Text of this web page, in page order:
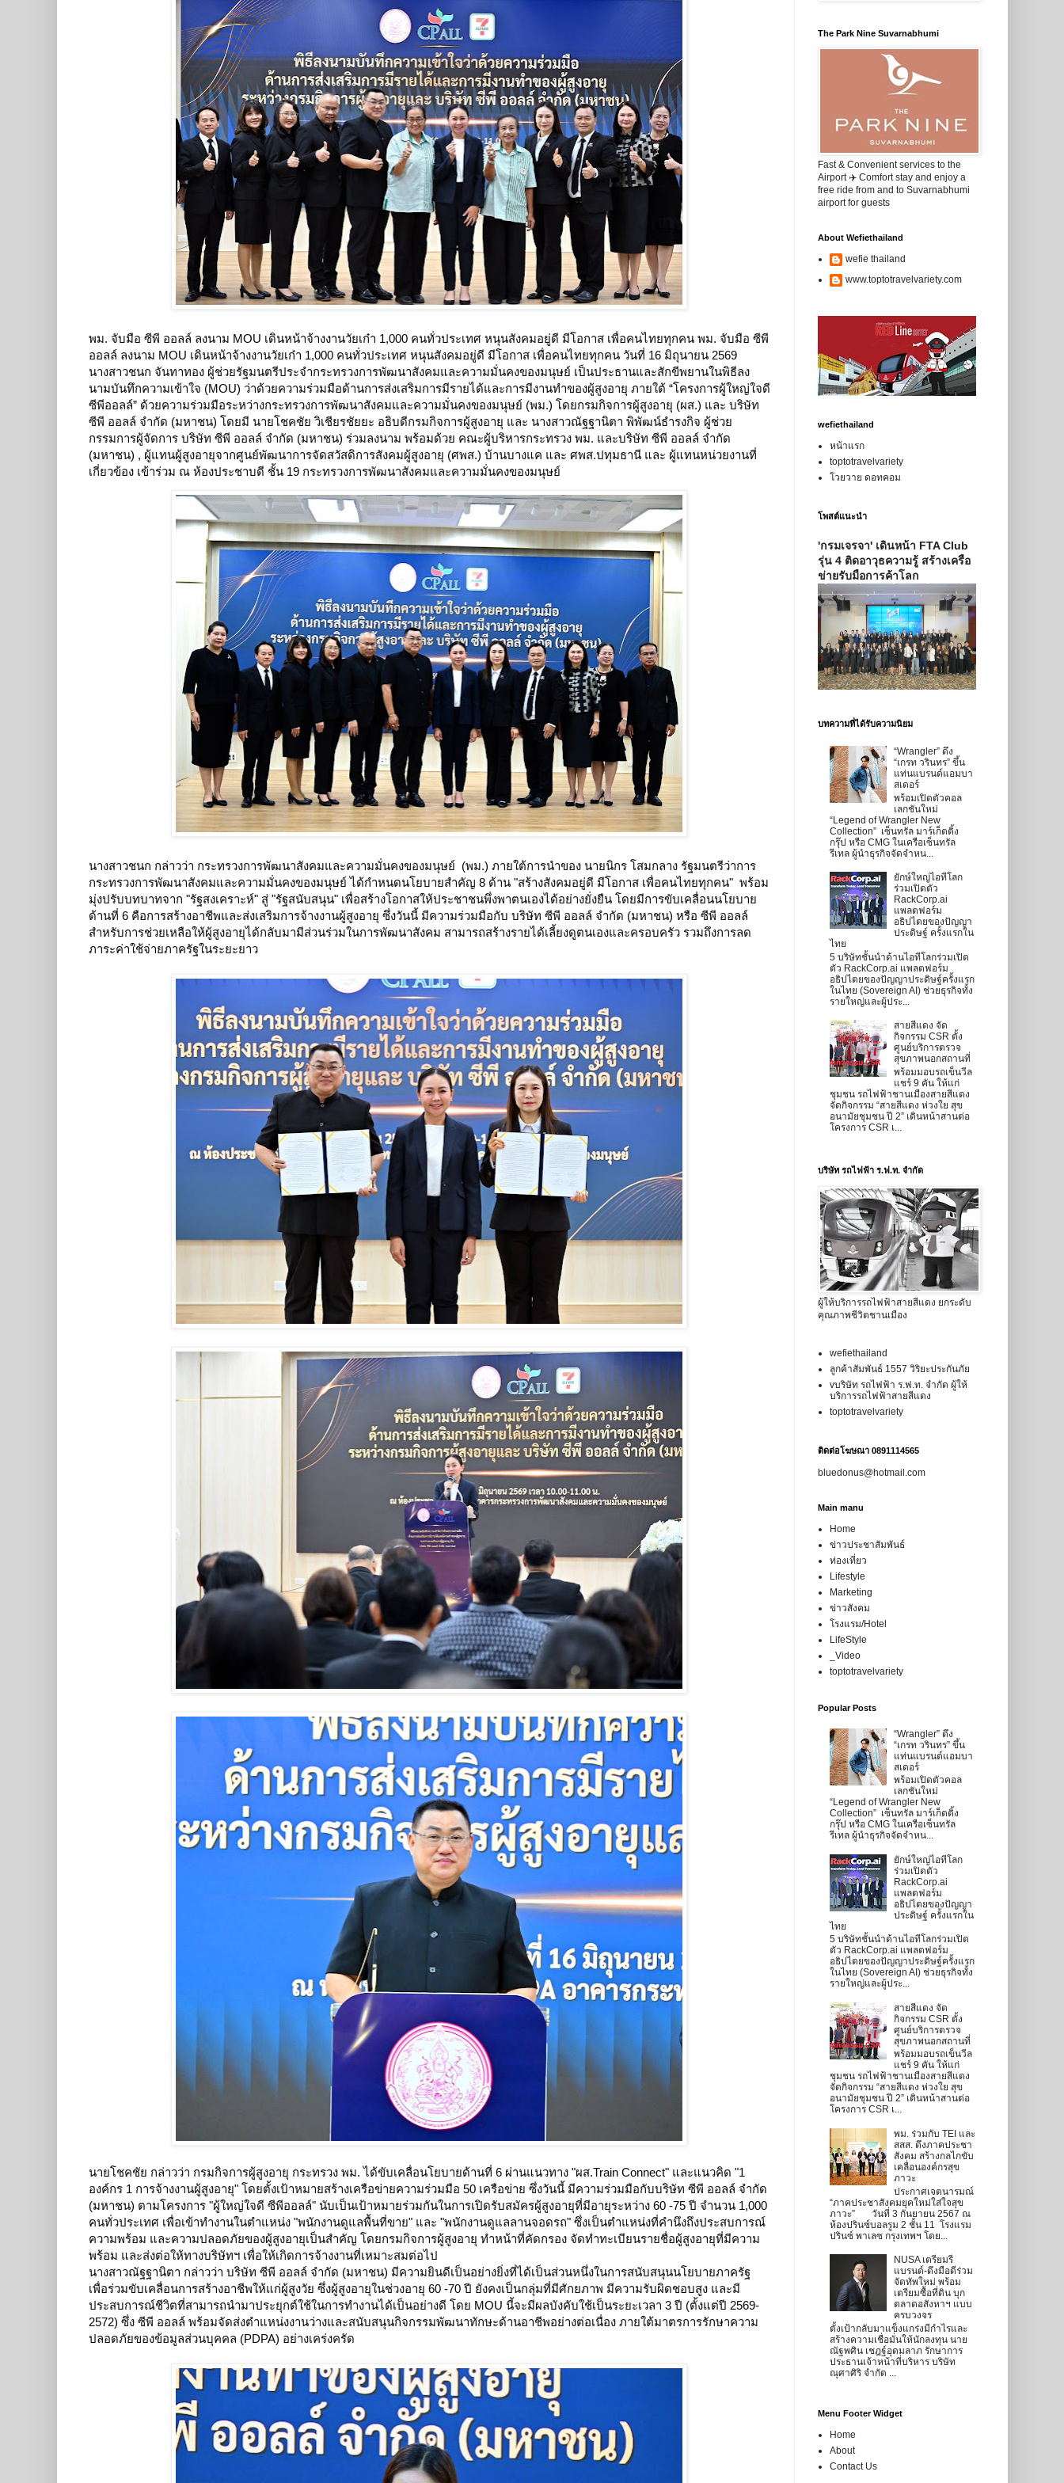
พม. จับมือ ซีพี ออลล์ ลงนาม MOU เดินหน้าจ้างงานวัยเก๋า 1,000 คนทั่วประเทศ หนุนสังคมอยู่ดี มีโอกาส เพื่อคนไทยทุกคน พม. จับมือ ซีพี
ออลล์ ลงนาม MOU เดินหน้าจ้างงานวัยเก๋า 1,000 คนทั่วประเทศ หนุนสังคมอยู่ดี มีโอกาส เพื่อคนไทยทุกคน วันที่ 16 มิถุนายน 2569
นางสาวชนก จันทาทอง ผู้ช่วยรัฐมนตรีประจำกระทรวงการพัฒนาสังคมและความมั่นคงของมนุษย์ เป็นประธานและสักขีพยานในพิธีลง
นามบันทึกความเข้าใจ (MOU) ว่าด้วยความร่วมมือด้านการส่งเสริมการมีรายได้และการมีงานทำของผู้สูงอายุ ภายใต้ “โครงการผู้ใหญ่ใจดี
ซีพีออลล์” ด้วยความร่วมมือระหว่างกระทรวงการพัฒนาสังคมและความมั่นคงของมนุษย์ (พม.) โดยกรมกิจการผู้สูงอายุ (ผส.) และ บริษัท
ซีพี ออลล์ จำกัด (มหาชน) โดยมี นายโชคชัย วิเชียรชัยยะ อธิบดีกรมกิจการผู้สูงอายุ และ นางสาวณัฐฐานิตา พิพัฒน์ธำรงกิจ ผู้ช่วย
กรรมการผู้จัดการ บริษัท ซีพี ออลล์ จำกัด (มหาชน) ร่วมลงนาม พร้อมด้วย คณะผู้บริหารกระทรวง พม. และบริษัท ซีพี ออลล์ จำกัด
(มหาชน) , ผู้แทนผู้สูงอายุจากศูนย์พัฒนาการจัดสวัสดิการสังคมผู้สูงอายุ (ศพส.) บ้านบางแค และ ศพส.ปทุมธานี และ ผู้แทนหน่วยงานที่
เกี่ยวข้อง เข้าร่วม ณ ห้องประชาบดี ชั้น 19 กระทรวงการพัฒนาสังคมและความมั่นคงของมนุษย์
นางสาวชนก กล่าวว่า กระทรวงการพัฒนาสังคมและความมั่นคงของมนุษย์  (พม.) ภายใต้การนำของ นายนิกร โสมกลาง รัฐมนตรีว่าการ
กระทรวงการพัฒนาสังคมและความมั่นคงของมนุษย์ ได้กำหนดนโยบายสำคัญ 8 ด้าน "สร้างสังคมอยู่ดี มีโอกาส เพื่อคนไทยทุกคน"  พร้อม
มุ่งปรับบทบาทจาก "รัฐสงเคราะห์" สู่ "รัฐสนับสนุน" เพื่อสร้างโอกาสให้ประชาชนพึ่งพาตนเองได้อย่างยั่งยืน โดยมีการขับเคลื่อนนโยบาย
ด้านที่ 6 คือการสร้างอาชีพและส่งเสริมการจ้างงานผู้สูงอายุ ซึ่งวันนี้ มีความร่วมมือกับ บริษัท ซีพี ออลล์ จำกัด (มหาชน) หรือ ซีพี ออลล์
สำหรับการช่วยเหลือให้ผู้สูงอายุได้กลับมามีส่วนร่วมในการพัฒนาสังคม สามารถสร้างรายได้เลี้ยงดูตนเองและครอบครัว รวมถึงการลด
ภาระค่าใช้จ่ายภาครัฐในระยะยาว
นายโชคชัย กล่าวว่า กรมกิจการผู้สูงอายุ กระทรวง พม. ได้ขับเคลื่อนโยบายด้านที่ 6 ผ่านแนวทาง "ผส.Train Connect" และแนวคิด "1
องค์กร 1 การจ้างงานผู้สูงอายุ" โดยตั้งเป้าหมายสร้างเครือข่ายความร่วมมือ 50 เครือข่าย ซึ่งวันนี้ มีความร่วมมือกับบริษัท ซีพี ออลล์ จำกัด
(มหาชน) ตามโครงการ "ผู้ใหญ่ใจดี ซีพีออลล์" นับเป็นเป้าหมายร่วมกันในการเปิดรับสมัครผู้สูงอายุที่มีอายุระหว่าง 60 -75 ปี จำนวน 1,000
คนทั่วประเทศ เพื่อเข้าทำงานในตำแหน่ง "พนักงานดูแลพื้นที่ขาย" และ "พนักงานดูแลลานจอดรถ" ซึ่งเป็นตำแหน่งที่คำนึงถึงประสบการณ์
ความพร้อม และความปลอดภัยของผู้สูงอายุเป็นสำคัญ โดยกรมกิจการผู้สูงอายุ ทำหน้าที่คัดกรอง จัดทำทะเบียนรายชื่อผู้สูงอายุที่มีความ
พร้อม และส่งต่อให้ทางบริษัทฯ เพื่อให้เกิดการจ้างงานที่เหมาะสมต่อไป
นางสาวณัฐฐานิตา กล่าวว่า บริษัท ซีพี ออลล์ จำกัด (มหาชน) มีความยินดีเป็นอย่างยิ่งที่ได้เป็นส่วนหนึ่งในการสนับสนุนนโยบายภาครัฐ
เพื่อร่วมขับเคลื่อนการสร้างอาชีพให้แก่ผู้สูงวัย ซึ่งผู้สูงอายุในช่วงอายุ 60 -70 ปี ยังคงเป็นกลุ่มที่มีศักยภาพ มีความรับผิดชอบสูง และมี
ประสบการณ์ชีวิตที่สามารถนำมาประยุกต์ใช้ในการทำงานได้เป็นอย่างดี โดย MOU นี้จะมีผลบังคับใช้เป็นระยะเวลา 3 ปี (ตั้งแต่ปี 2569-
2572) ซึ่ง ซีพี ออลล์ พร้อมจัดส่งตำแหน่งงานว่างและสนับสนุนกิจกรรมพัฒนาทักษะด้านอาชีพอย่างต่อเนื่อง ภายใต้มาตรการรักษาความ
ปลอดภัยของข้อมูลส่วนบุคคล (PDPA) อย่างเคร่งครัด
The Park Nine Suvarnabhumi
Fast & Convenient services to the
Airport ✈️ Comfort stay and enjoy a
free ride from and to Suvarnabhumi
airport for guests
About Wefiethailand
wefie thailand
www.toptotravelvariety.com
wefiethailand
หน้าแรก
toptotravelvariety
โวยวาย ดอทคอม
โพสต์แนะนำ
'กรมเจรจา' เดินหน้า FTA Club
รุ่น 4 ติดอาวุธความรู้ สร้างเครือ
ข่ายรับมือการค้าโลก
บทความที่ได้รับความนิยม
“Wrangler” ดึง
“เกรท วรินทร” ขึ้น
แท่นแบรนด์แอมบา
สเดอร์
พร้อมเปิดตัวคอล
เลกชันใหม่
“Legend of Wrangler New
Collection” เซ็นทรัล มาร์เก็ตติ้ง
กรุ๊ป หรือ CMG ในเครือเซ็นทรัล
รีเทล ผู้นำธุรกิจจัดจำหน...
ยักษ์ใหญ่ไอทีโลก
ร่วมเปิดตัว
RackCorp.ai
แพลตฟอร์ม
อธิปไตยของปัญญา
ประดิษฐ์ ครั้งแรกใน
ไทย
5 บริษัทชั้นนำด้านไอทีโลกร่วมเปิด
ตัว RackCorp.ai แพลตฟอร์ม
อธิปไตยของปัญญาประดิษฐ์ครั้งแรก
ในไทย (Sovereign AI) ช่วยธุรกิจทั้ง
รายใหญ่และผู้ประ...
สายสีแดง จัด
กิจกรรม CSR ตั้ง
ศูนย์บริการตรวจ
สุขภาพนอกสถานที่
พร้อมมอบรถเข็นวีล
แชร์ 9 คัน ให้แก่
ชุมชน รถไฟฟ้าชานเมืองสายสีแดง
จัดกิจกรรม “สายสีแดง ห่วงใย สุข
อนามัยชุมชน ปี 2” เดินหน้าสานต่อ
โครงการ CSR เ...
บริษัท รถไฟฟ้า ร.ฟ.ท. จำกัด
ผู้ให้บริการรถไฟฟ้าสายสีแดง ยกระดับ
คุณภาพชีวิตชานเมือง
wefiethailand
ลูกค้าสัมพันธ์ 1557 วิริยะประกันภัย
vบริษัท รถไฟฟ้า ร.ฟ.ท. จำกัด ผู้ให้
บริการรถไฟฟ้าสายสีแดง
toptotravelvariety
ติดต่อโฆษณา 0891114565
bluedonus@hotmail.com
Main manu
Home
ข่าวประชาสัมพันธ์
ท่องเที่ยว
Lifestyle
Marketing
ข่าวสังคม
โรงแรม/Hotel
LifeStyle
_Video
toptotravelvariety
Popular Posts
“Wrangler” ดึง
“เกรท วรินทร” ขึ้น
แท่นแบรนด์แอมบา
สเดอร์
พร้อมเปิดตัวคอล
เลกชันใหม่
“Legend of Wrangler New
Collection” เซ็นทรัล มาร์เก็ตติ้ง
กรุ๊ป หรือ CMG ในเครือเซ็นทรัล
รีเทล ผู้นำธุรกิจจัดจำหน...
ยักษ์ใหญ่ไอทีโลก
ร่วมเปิดตัว
RackCorp.ai
แพลตฟอร์ม
อธิปไตยของปัญญา
ประดิษฐ์ ครั้งแรกใน
ไทย
5 บริษัทชั้นนำด้านไอทีโลกร่วมเปิด
ตัว RackCorp.ai แพลตฟอร์ม
อธิปไตยของปัญญาประดิษฐ์ครั้งแรก
ในไทย (Sovereign AI) ช่วยธุรกิจทั้ง
รายใหญ่และผู้ประ...
สายสีแดง จัด
กิจกรรม CSR ตั้ง
ศูนย์บริการตรวจ
สุขภาพนอกสถานที่
พร้อมมอบรถเข็นวีล
แชร์ 9 คัน ให้แก่
ชุมชน รถไฟฟ้าชานเมืองสายสีแดง
จัดกิจกรรม “สายสีแดง ห่วงใย สุข
อนามัยชุมชน ปี 2” เดินหน้าสานต่อ
โครงการ CSR เ...
พม. ร่วมกับ TEI และ
สสส. ดึงภาคประชา
สังคม สร้างกลไกขับ
เคลื่อนองค์กรสุข
ภาวะ
ประกาศเจตนารมณ์
“ภาคประชาสังคมยุคใหม่ใส่ใจสุข
ภาวะ” วันที่ 3 กันยายน 2567 ณ
ห้องปรินซ์บอลรูม 2 ชั้น 11 โรงแรม
ปรินซ์ พาเลซ กรุงเทพฯ โดย...
NUSA เตรียมรี
แบรนด์-ดึงมือดีร่วม
จัดทัพใหม่ พร้อม
เตรียมซื้อที่ดิน บุก
ตลาดอสังหาฯ แบบ
ครบวงจร
ตั้งเป้ากลับมาแข็งแกร่งมีกำไรและ
สร้างความเชื่อมั่นให้นักลงทุน นาย
ณัฐพศิน เชฎฐ์อุดมลาภ รักษาการ
ประธานเจ้าหน้าที่บริหาร บริษัท
ณุศาศิริ จำกัด ...
Menu Footer Widget
Home
About
Contact Us